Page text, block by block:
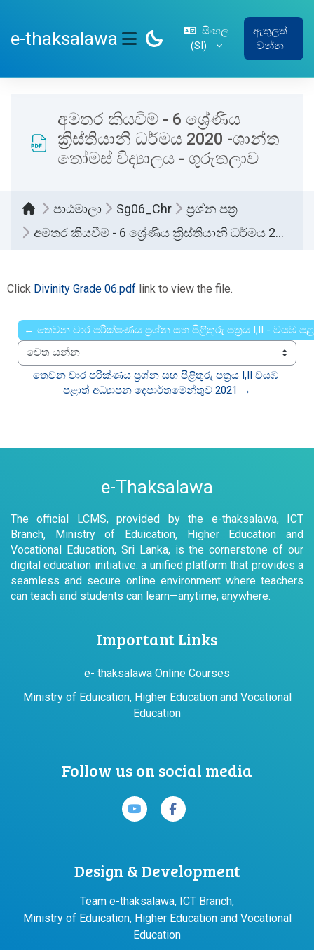
e-thaksalawa
SIDE PANEL
සිංහල
‎(SI)‎
ඇතුලත්
වන්න
අමතර කියවීම් - 6 ශ්‍රේණිය
ක්‍රිස්තියානි ධර්මය 2020 -ශාන්ත
තෝමස් විද්‍යාලය - ගුරුතලාව
පාඨමාලා Sg06_Chr
ප්‍රශ්න පත්‍ර
අමතර කියවීම් - 6 ශ්‍රේණිය ක්‍රිස්තියානි ධර්මය 2020 -ශාන්ත තෝමස් විද්‍යාලය - ගුරුතලාව
Click Divinity Grade 06.pdf link to view the file.
← තෙවන වාර පරීක්ෂණය ප්‍රශ්න සහ පිළිතුරු පත්‍රය I,II - වයඹ
වෙත යන්න
තෙවන වාර පරීක්ණය ප්‍රශ්න සහ පිළිතුරු පත්‍රය I,II වයඹ
පළාත් අධ්‍යාපන දෙපාර්තමේන්තුව 2021 →
e-Thaksalawa
The official LCMS, provided by the e-thaksalawa, ICT
Branch, Ministry of Eduication, Higher Education and
Vocational Education, Sri Lanka, is the cornerstone of our
digital education initiative: a unified platform that provides a
seamless and secure online environment where teachers
can teach and students can learn—anytime, anywhere.
Important Links
e- thaksalawa Online Courses
Ministry of Eduication, Higher Education and Vocational
Education
Follow us on social media
Design & Development
Team e-thaksalawa, ICT Branch,
Ministry of Eduication, Higher Education and Vocational
Education